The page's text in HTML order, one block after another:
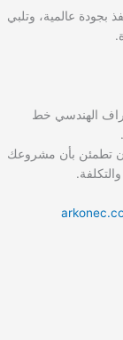
بجودة عالمية، وتلبي
الهندسي خط
تطمئن بأن مشروعك